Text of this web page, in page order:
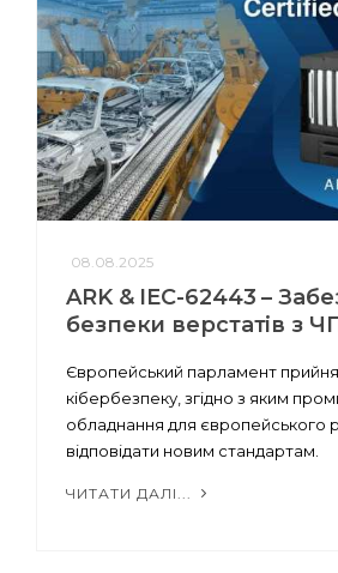
08.08.2025
ARK & IEC-62443 –
безпеки верстатів з
Європейський парламент
кібербезпеку, згідно з яким
обладнання для європейського
відповідати новим стандартам.
ЧИТАТИ ДАЛІ...